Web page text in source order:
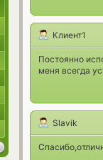
Клиент1
Постоянно
меня всегда
Slavik